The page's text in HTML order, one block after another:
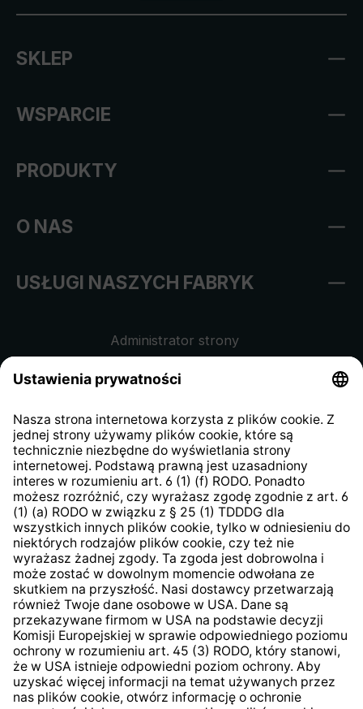
SKLEP
WSPARCIE
PRODUKTY
O NAS
USŁUGI NASZYCH FABRYK
Administrator strony
kontrahentów
Klauzula informacyjna strony
internetowej
Strategia podatkowa
System zgłaszania nieprawidłowości